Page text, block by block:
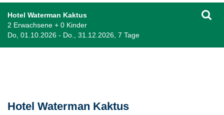
Hotel Waterman Kaktus
2 Erwachsene + 0 Kinder
Do, 01.10.2026 - Do., 31.12.2026, 7 Tage
Hotel Waterman Kaktus